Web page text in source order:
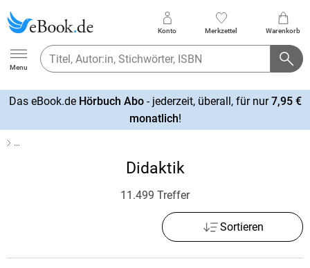
Ebook.de
Menu
Konto Merkzettel Warenkorb
Das eBook.de Hörbuch Abo- jederzeit, überall, für nur7,95 €
monatlich!
…
Didaktik
11.499 Treffer
Sortieren